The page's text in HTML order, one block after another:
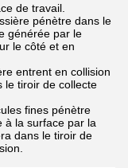
de travail.
pénètre dans le
générée par le
le côté et en
entrent en collision
le tiroir de collecte
fines pénètre
à la surface par la
dans le tiroir de